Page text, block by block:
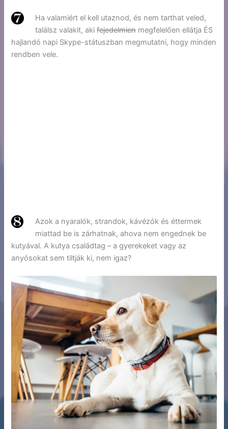
Ha valamiért el kell utaznod, és nem tarthat veled,
találsz valakit, akifejedelmienmegfelelően ellátja ÉS
hajlandó napi Skype-státuszban megmutatni, hogy minden
rendben vele.
Azok a nyaralók, strandok, kávézók és éttermek
miattad be is zárhatnak, ahova nem engednek be
kutyával. A kutya családtag – a gyerekeket vagy az
anyósokat sem tiltják ki, nem igaz?